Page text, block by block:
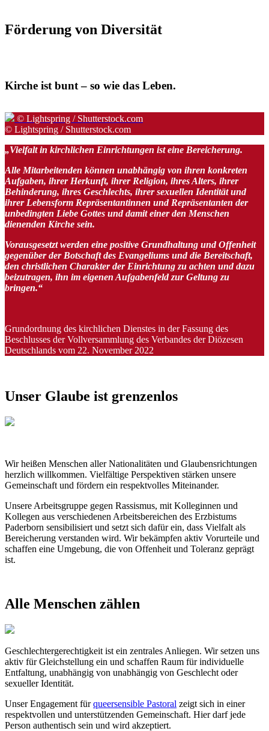
Förderung von Diversität
Kirche ist bunt – so wie das Leben.
© Lightspring / Shutterstock.com
© Lightspring / Shutterstock.com
„Vielfalt in kirchlichen Einrichtungen ist eine Bereicherung.
Alle Mitarbeitenden können unabhängig von ihren konkreten
Aufgaben, ihrer Herkunft, ihrer Religion, ihres Alters, ihrer
Behinderung, ihres Geschlechts, ihrer sexuellen Identität und
ihrer Lebensform Repräsentantinnen und Repräsentanten der
unbedingten Liebe Gottes und damit einer den Menschen
dienenden Kirche sein.
Vorausgesetzt werden eine positive Grundhaltung und Offenheit
gegenüber der Botschaft des Evangeliums und die Bereitschaft,
den christlichen Charakter der Einrichtung zu achten und dazu
beizutragen, ihn im eigenen Aufgabenfeld zur Geltung zu
bringen.“
Grundordnung des kirchlichen Dienstes in der Fassung des
Beschlusses der Vollversammlung des Verbandes der Diözesen
Deutschlands vom 22. November 2022
Unser Glaube ist grenzenlos
Wir heißen Menschen aller Nationalitäten und Glaubensrichtungen
herzlich willkommen. Vielfältige Perspektiven stärken unsere
Gemeinschaft und fördern ein respektvolles Miteinander.
Unsere Arbeitsgruppe gegen Rassismus, mit Kolleginnen und
Kollegen aus verschiedenen Arbeitsbereichen des Erzbistums
Paderborn sensibilisiert und setzt sich dafür ein, dass Vielfalt als
Bereicherung verstanden wird. Wir bekämpfen aktiv Vorurteile und
schaffen eine Umgebung, die von Offenheit und Toleranz geprägt
ist.
Alle Menschen zählen
Geschlechtergerechtigkeit ist ein zentrales Anliegen. Wir setzen uns
aktiv für Gleichstellung ein und schaffen Raum für individuelle
Entfaltung, unabhängig von unabhängig von Geschlecht oder
sexueller Identität.
Unser Engagement fürqueersensible Pastoral zeigt sich in einer
respektvollen und unterstützenden Gemeinschaft. Hier darf jede
Person authentisch sein und wird akzeptiert.